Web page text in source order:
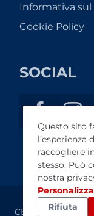
Informativa
Cookie Policy
SOCIAL
CENTROAUTOVT
Questo sito
raccogliere
stesso. Può
nostra
Personalizza
Rifiuta